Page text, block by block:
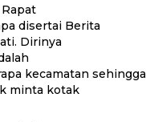
disertai Berita
Dirinya
kecamatan sehingga
minta kotak